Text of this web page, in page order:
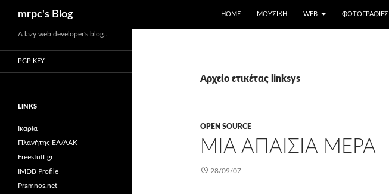
Μετάβαση
σε
περιεχόμενο
mrpc's Blog HOME ΜΟΥΣΙΚΉ WEB ΦΩΤΟΓΡΑΦΊΕΣ
Αρχείο ετικέτας linksys
OPEN SOURCE
ΜΙΑ ΑΠΑΊΣΙΑ ΜΈΡΑ
28/09/07
A lazy web developer's blog…
PGP KEY
LINKS
Ικαρία
Πλανήτης ΕΛ/ΛΑΚ
Freestuff.gr
IMDB Profile
Pramnos.net